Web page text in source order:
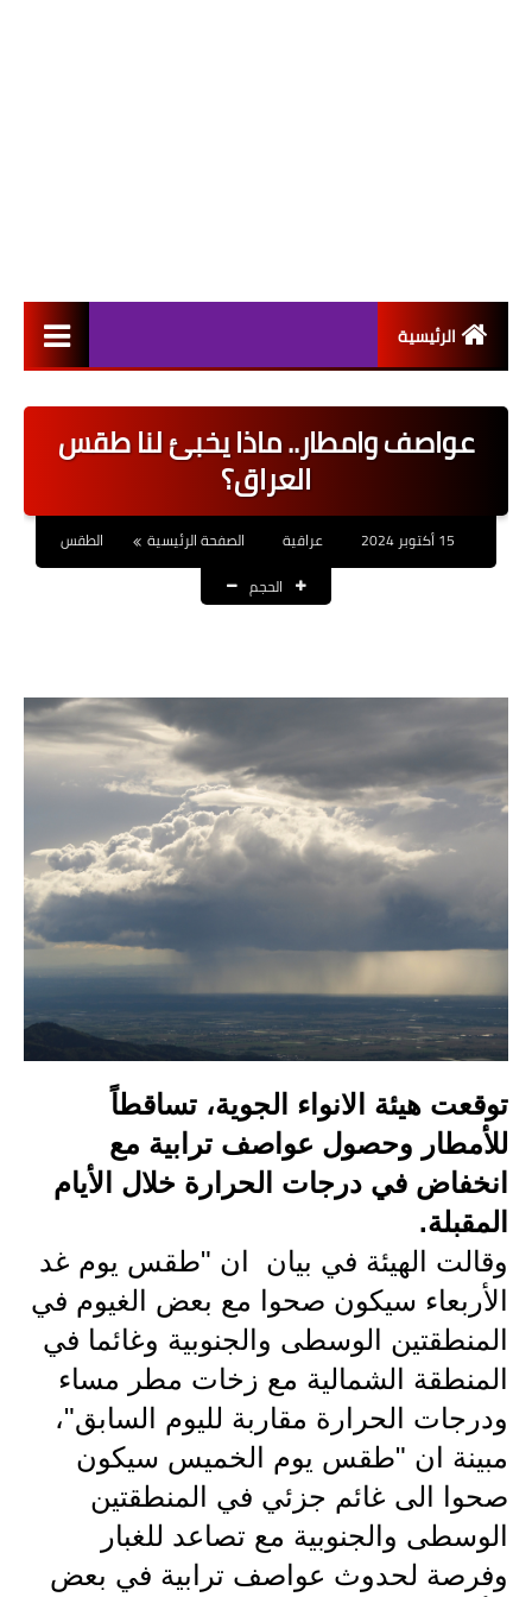
الرئيسية
اخبار القطاع العام
اخبار القطاع الخاص
نتائج التعيينات
العقود والاجور اليومية
القروض والسلف
المنح المالية
قطع الاراضي
اخبار العراق
الاخبار السياسية
الاخبار الامنية
الاخبار الاقتصادية
الاخبار الرياضية
اخبار وقرارات وزارة التربية
نتائج الامتحانات
المرحلة الابتدائية
المرحلة المتوسطة
المرحلة الاعدادية
اسئلة وزارية
عواصف وامطار.. ماذا يخبئ لنا طقس
العراق؟
عراقية الصفحة الرئيسية
الطقس
الحجم
توقعت هيئة الانواء الجوية، تساقطاً
للأمطار وحصول عواصف ترابية مع
انخفاض في درجات الحرارة خلال الأيام
المقبلة.
وقالت الهيئة في بيان ان "طقس يوم غد
الأربعاء سيكون صحوا مع بعض الغيوم في
المنطقتين الوسطى والجنوبية وغائما في
المنطقة الشمالية مع زخات مطر مساء
ودرجات الحرارة مقاربة لليوم السابق"،
مبينة ان "طقس يوم الخميس سيكون
صحوا الى غائم جزئي في المنطقتين
الوسطى والجنوبية مع تصاعد للغبار
وفرصة لحدوث عواصف ترابية في بعض